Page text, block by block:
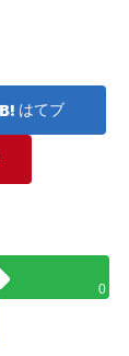
はてブ
0